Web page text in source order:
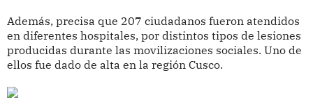
Además, precisa que 207 ciudadanos fueron atendidos
en diferentes hospitales, por distintos tipos de lesiones
producidas durante las movilizaciones sociales. Uno de
ellos fue dado de alta en la región Cusco.